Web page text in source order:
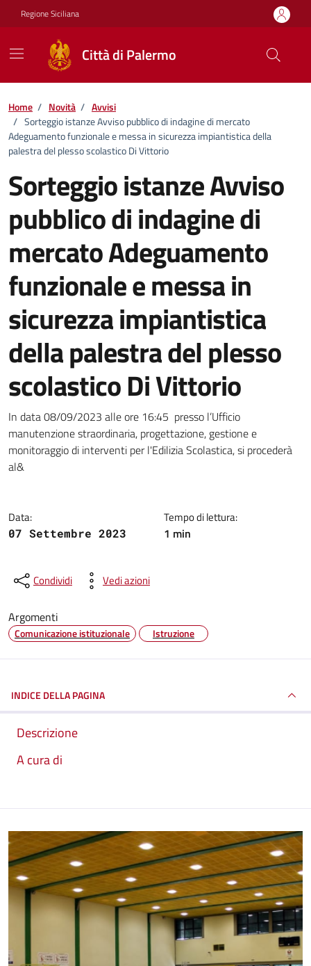
Vai ai contenuti
Vai al footer
Regione Siciliana
Città di Palermo
Home / Novità / Avvisi
/ Sorteggio istanze Avviso pubblico di indagine di mercato
Adeguamento funzionale e messa in sicurezza impiantistica della
palestra del plesso scolastico Di Vittorio
Sorteggio istanze Avviso
pubblico di indagine di
mercato Adeguamento
funzionale e messa in
sicurezza impiantistica
della palestra del plesso
scolastico Di Vittorio
Dettagli della notizia
In data 08/09/2023 alle ore 16:45 presso l’Ufficio
manutenzione straordinaria, progettazione, gestione e
monitoraggio di interventi per l'Edilizia Scolastica, si procederà
al&
Data:
07 Settembre 2023
Tempo di lettura:
1 min
Condividi Vedi azioni
Argomenti
Comunicazione istituzionale Istruzione
INDICE DELLA PAGINA
Descrizione
A cura di